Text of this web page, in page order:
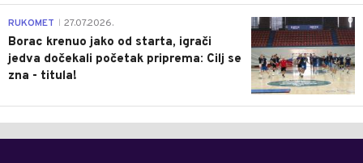
0
RUKOMET 27.07.2026.
Borac krenuo jako od starta, igrači
jedva dočekali početak priprema: Cilj se
zna - titula!